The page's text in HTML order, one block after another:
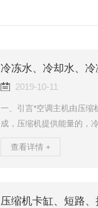
冷冻水、冷却水、冷
2019-10-11
一、引言*空调主机由压缩
成，压缩机提供能量的，
冷剂蒸发吸热的，流经蒸
的都是风吹出来制冷的，*
查看详情 +
压缩机卡缸、短路